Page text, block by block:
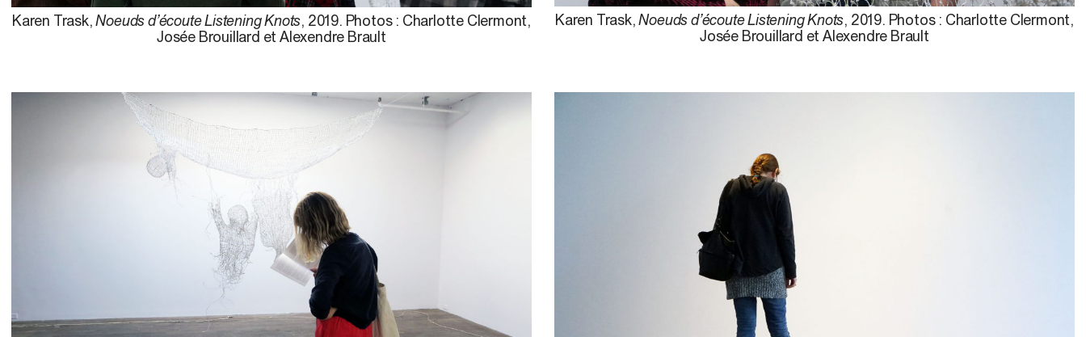
Karen Trask,Noeuds d’écoute Listening Knots, 2019. Photos : Charlotte Clermont,
Josée Brouillard et Alexendre Brault
Karen Trask,Noeuds d’écoute Listening Knots, 2019. Photos : Charlotte Clermont,
Josée Brouillard et Alexendre Brault